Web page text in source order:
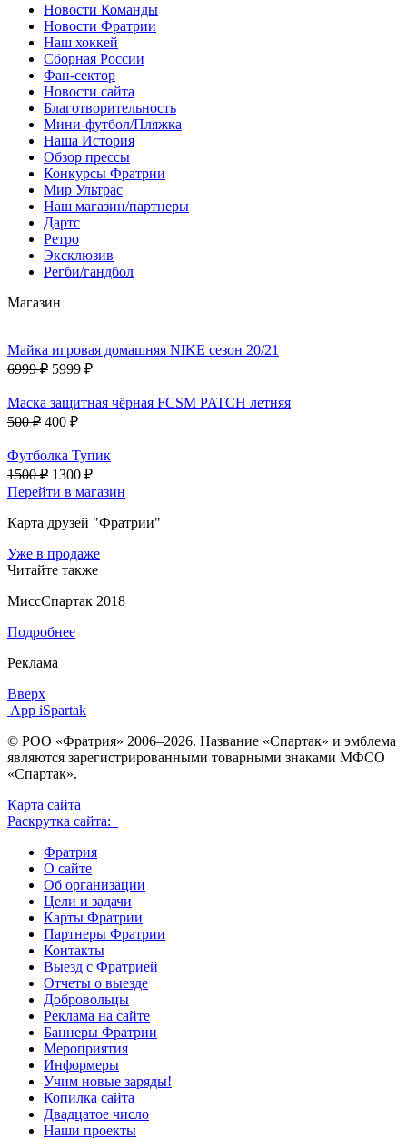
Новости Команды
Новости Фратрии
Наш хоккей
Сборная России
Фан-cектор
Новости сайта
Благотворительность
Мини-футбол/Пляжка
Наша История
Обзор прессы
Конкурсы Фратрии
Мир Ультрас
Наш магазин/партнеры
Дартс
Ретро
Эксклюзив
Регби/гандбол
Магазин
Майка игровая домашняя NIKE сезон 20/21
6999 ₽ 5999 ₽
Маска защитная чёрная FCSM PATCH летняя
500 ₽ 400 ₽
Футболка Тупик
1500 ₽ 1300 ₽
Перейти в магазин
Карта друзей "Фратрии"
Уже в продаже
Читайте также
МиссСпартак 2018
Подробнее
Реклама
Вверх
App iSpartak
© РОО «Фратрия» 2006–2026. Название «Спартак» и эмблема
являются зарегистрированными товарными знаками МФСО
«Спартак».
Карта сайта
Раскрутка сайта:
Фратрия
О сайте
Об организации
Цели и задачи
Карты Фратрии
Партнеры Фратрии
Контакты
Выезд с Фратрией
Отчеты о выезде
Добровольцы
Реклама на сайте
Баннеры Фратрии
Мероприятия
Информеры
Учим новые заряды!
Копилка сайта
Двадцатое число
Наши проекты